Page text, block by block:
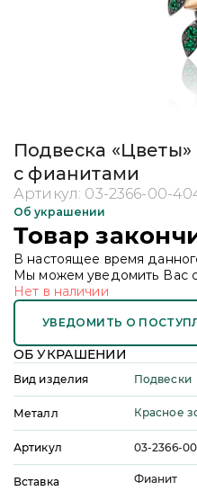
Подвеска «Цветы»
с фианитами
Артикул: 03-2366-00-
Об украшении
Товар
В настоящее время
Мы можем уведомить Вас
Нет в наличии
УВЕДОМИТЬ О
ОБ УКРАШЕНИИ
Вид изделия Подвески
Металл Красное
Артикул 03-2366-
Вставка Фианит